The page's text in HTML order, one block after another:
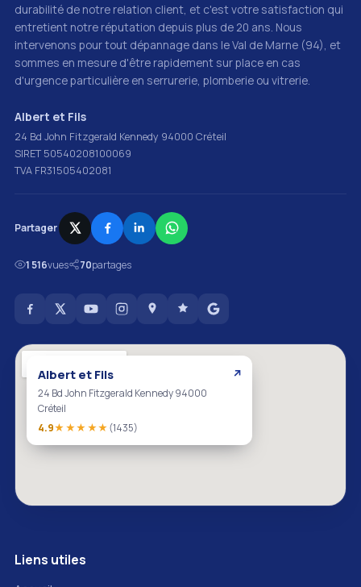
durabilité de notre relation client, et c'est votre satisfaction qui
entretient notre réputation depuis plus de 20 ans. Nous
intervenons pour tout dépannage dans le Val de Marne (94), et
sommes en mesure d'être rapidement sur place en cas
d'urgence particulière en serrurerie, plomberie ou vitrerie.
Albert et Fils
24 Bd John Fitzgerald Kennedy 94000 Créteil
SIRET 50540208100069
TVA FR31505402081
Partager
1 516vues 70partages
Albert et Fils
24 Bd John Fitzgerald Kennedy 94000
Créteil
4.9★★★★★ (1435)
↗
Liens utiles